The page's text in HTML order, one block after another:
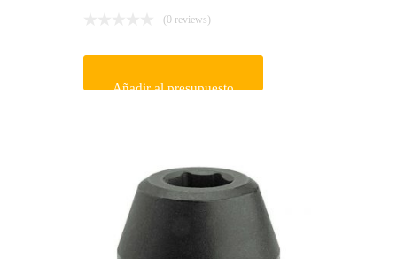
(0 reviews)
Añadir al presupuesto